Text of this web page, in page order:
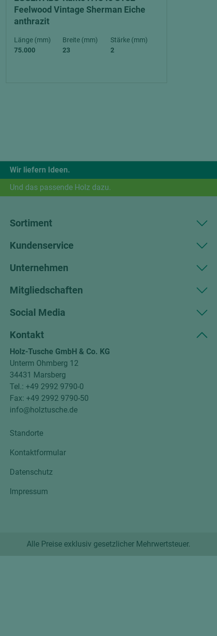
Feelwood Vintage Sherman Eiche
anthrazit
Länge (mm)
75.000
Breite (mm)
23
Stärke (mm)
2
Wir liefern Ideen.
Und das passende Holz dazu.
Sortiment
Kundenservice
Unternehmen
Mitgliedschaften
Social Media
Kontakt
Holz-Tusche GmbH & Co. KG
Unterm Ohmberg 12
34431 Marsberg
Tel.: +49 2992 9790-0
Fax: +49 2992 9790-50
info@holztusche.de
Standorte
Kontaktformular
Datenschutz
Impressum
Alle Preise exklusiv gesetzlicher Mehrwertsteuer.